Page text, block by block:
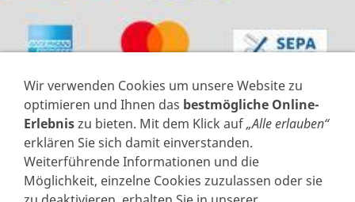
VERTRAG WIDERRUFEN
Wir verwenden Cookies um unsere Website zu
optimieren und Ihnen das bestmögliche Online-
Erlebniszu bieten. Mit dem Klick auf„Alle erlauben“
erklären Sie sich damit einverstanden.
Weiterführende Informationen und die
Möglichkeit, einzelne Cookies zuzulassen oder sie